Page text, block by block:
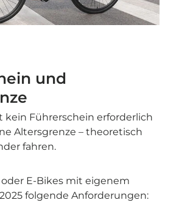
und
kein Führerschein erforderlich
Altersgrenze – theoretisch
fahren.
oder E-Bikes mit eigenem
folgende Anforderungen: